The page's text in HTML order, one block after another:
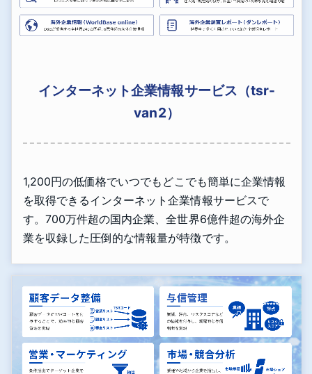
インターネット企業情報サービス（tsr-
van2）
1,200円の低価格でいつでもどこでも簡単に企業情報
を取得できるインターネット企業情報サービスで
す。700万件超の国内企業、全世界6億件超の海外企
業を収録した圧倒的な情報量が特徴です。